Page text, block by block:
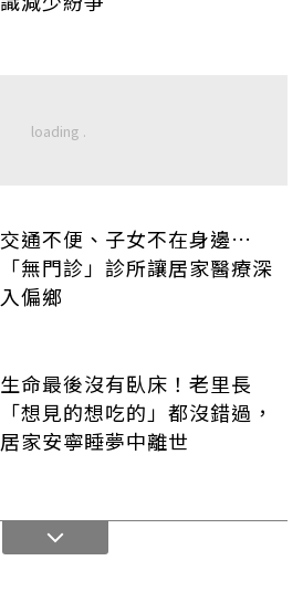
交通不便、子女不在身邊…
「無門診」診所讓居家醫療深
入偏鄉
生命最後沒有臥床！老里長
「想見的想吃的」都沒錯過，
居家安寧睡夢中離世